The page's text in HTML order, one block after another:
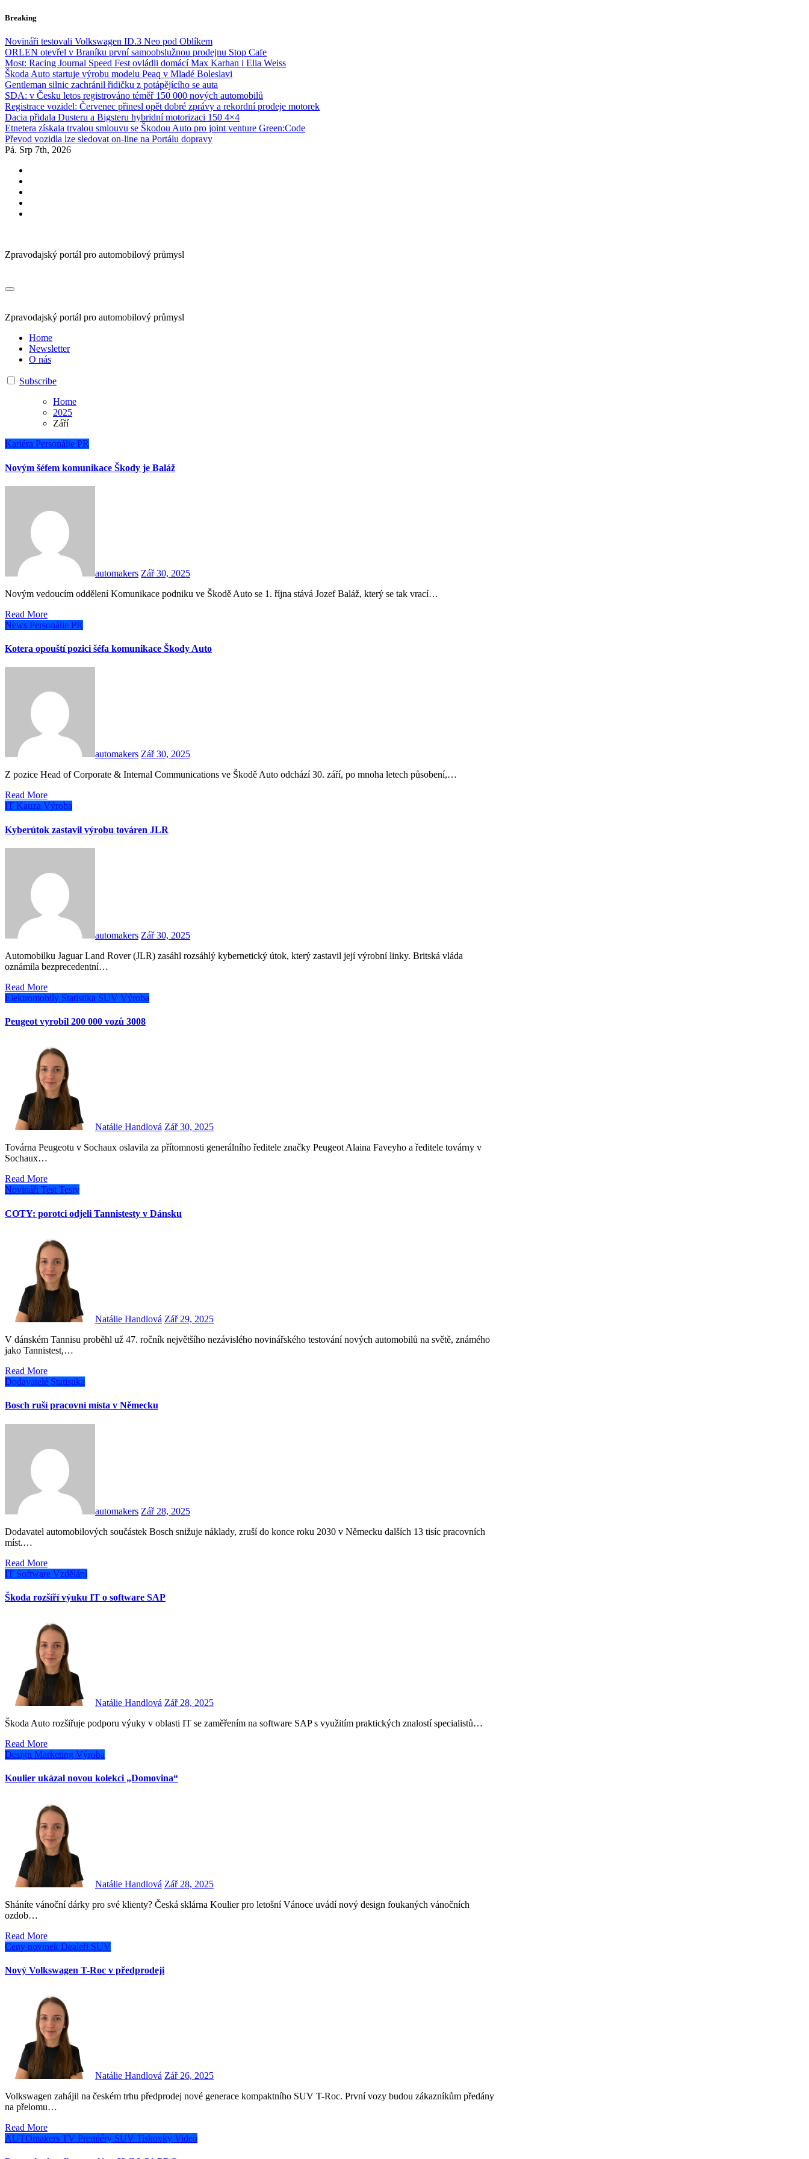
Skip
content
Breaking
Novináři testovali Volkswagen ID.3 Neo pod Oblíkem
ORLEN otevřel v Braníku první samoobslužnou prodejnu Stop Cafe
Most: Racing Journal Speed Fest ovládli domácí Max Karhan i Elia Weiss
Škoda Auto startuje výrobu modelu Peaq v Mladé Boleslavi
Gentleman silnic zachránil řidičku z potápějícího se auta
SDA: v Česku letos registrováno téměř 150 000 nových automobilů
Registrace vozidel: Červenec přinesl opět dobré zprávy a rekordní prodeje motorek
Dacia přidala Dusteru a Bigsteru hybridní motorizaci 150 4×4
Etnetera získala trvalou smlouvu se Škodou Auto pro joint venture Green:Code
Převod vozidla lze sledovat on-line na Portálu dopravy
Pá. Srp 7th, 2026
Zpravodajský portál pro automobilový průmysl
Zpravodajský portál pro automobilový průmysl
Home
Newsletter
O nás
Subscribe
Home
2025
Září
Kariéra Personálie PR
Novým šéfem komunikace Škody je Baláž
automakers Zář 30, 2025
Novým vedoucím oddělení Komunikace podniku ve Škodě Auto se 1. října stává Jozef Baláž, který se tak vrací…
Read More
News Personálie PR
Kotera opouští pozici šéfa komunikace Škody Auto
automakers Zář 30, 2025
Z pozice Head of Corporate & Internal Communications ve Škodě Auto odchází 30. září, po mnoha letech působení,…
Read More
IT Kauza Výroba
Kyberútok zastavil výrobu továren JLR
automakers Zář 30, 2025
Automobilku Jaguar Land Rover (JLR) zasáhl rozsáhlý kybernetický útok, který zastavil její výrobní linky. Britská vláda
oznámila bezprecedentní…
Read More
Elektromobily Statistika SUV Výroba
Peugeot vyrobil 200 000 vozů 3008
Natálie Handlová Zář 30, 2025
Továrna Peugeotu v Sochaux oslavila za přítomnosti generálního ředitele značky Peugeot Alaina Faveyho a ředitele továrny v
Sochaux…
Read More
Novináři Test Testy
COTY: porotci odjeli Tannistesty v Dánsku
Natálie Handlová Zář 29, 2025
V dánském Tannisu proběhl už 47. ročník největšího nezávislého novinářského testování nových automobilů na světě, známého
jako Tannistest,…
Read More
Dodavatelé Statistika
Bosch ruší pracovní místa v Německu
automakers Zář 28, 2025
Dodavatel automobilových součástek Bosch snižuje náklady, zruší do konce roku 2030 v Německu dalších 13 tisíc pracovních
míst.…
Read More
IT Software Vzdělání
Škoda rozšíří výuku IT o software SAP
Natálie Handlová Zář 28, 2025
Škoda Auto rozšiřuje podporu výuky v oblasti IT se zaměřením na software SAP s využitím praktických znalostí specialistů…
Read More
Design Marketing Výroba
Koulier ukázal novou kolekci „Domovina“
Natálie Handlová Zář 28, 2025
Sháníte vánoční dárky pro své klienty? Česká sklárna Koulier pro letošní Vánoce uvádí nový design foukaných vánočních
ozdob…
Read More
Ceny novinek Dealeři SUV
Nový Volkswagen T-Roc v předprodeji
Natálie Handlová Zář 26, 2025
Volkswagen zahájil na českém trhu předprodej nové generace kompaktního SUV T-Roc. První vozy budou zákazníkům předány
na přelomu…
Read More
AUTOmakers TV Premiéry SUV Tiskovky Video